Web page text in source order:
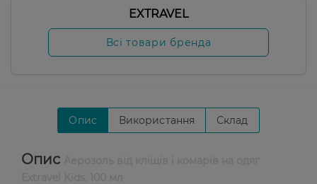
EXTRAVEL
Всі товари бренда
Опис Використання Склад
Опис